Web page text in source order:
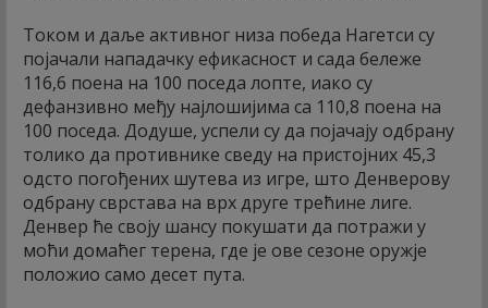
Током и даље активног низа победа Нагетси су
појачали нападачку ефикасност и сада бележе
116,6 поена на 100 поседа лопте, иако су
дефанзивно међу најлошијима са 110,8 поена на
100 поседа. Додуше, успели су да појачају одбрану
толико да противнике сведу на пристојних 45,3
одсто погођених шутева из игре, што Денверову
одбрану сврстава на врх друге трећине лиге.
Денвер ће своју шансу покушати да потражи у
моћи домаћег терена, где је ове сезоне оружје
положио само десет пута.